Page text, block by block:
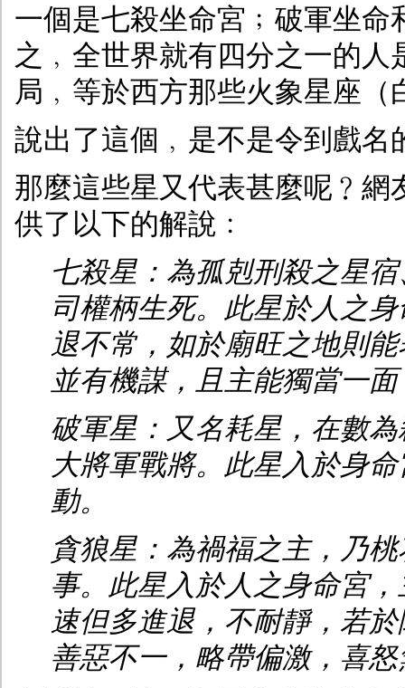
一個是七殺坐命宮﹔破軍坐
之﹐全世界就有四分之一的
局﹐等於西方那些火象星座
說出了這個﹐是不是令到戲名
那麼這些星又代表甚麼呢﹖網
供了以下的解說﹕
七殺星：為孤剋刑殺之星
司權柄生死。此星於人之
退不常，如於廟旺之地則
並有機謀，且主能獨當一
破軍星：又名耗星，在數
大將軍戰將。此星入於身
動。
貪狼星：為禍福之主，乃
事。此星入於人之身命宮
速但多進退，不耐靜，若
善惡不一，略帶偏激，喜